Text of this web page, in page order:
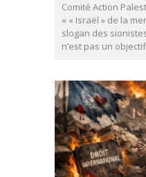
Comité Action
« « Israël » de la
slogan des
n’est pas un